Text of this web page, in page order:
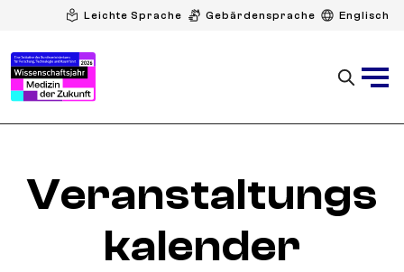
Leichte Sprache Gebärdensprache Englisch
Veranstaltungs
kalender